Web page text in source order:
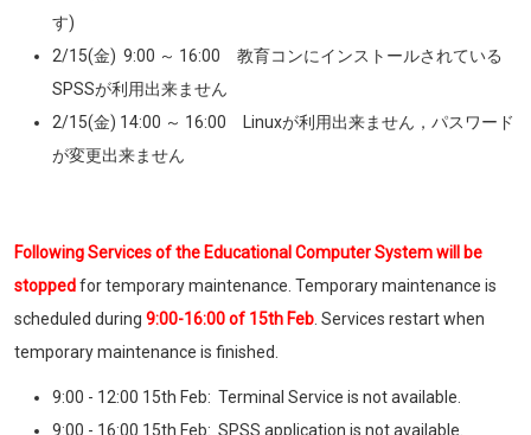
す)
2/15(金) 9:00 ～ 16:00 教育コンにインストールされている
SPSSが利用出来ません
2/15(金) 14:00 ～ 16:00 Linuxが利用出来ません，パスワード
が変更出来ません
Following Services of the Educational Computer System will be
stoppedfor temporary maintenance. Temporary maintenance is
scheduled during 9:00-16:00 of 15th Feb . Services restart when
temporary maintenance is finished.
9:00 - 12:00 15th Feb: Terminal Service is not available.
9:00 - 16:00 15th Feb: SPSS application is not available.